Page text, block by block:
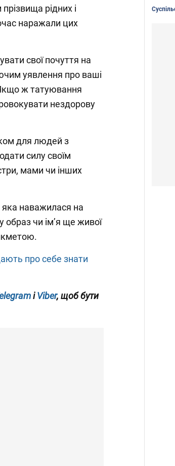
рідних і
наражали цих
свої почуття на
уявлення про ваші
ж татуювання
нездорову
для людей з
силу своїм
мами чи інших
наважилася на
чи імʼя ще живої
про себе знати
іViber, щоб бути